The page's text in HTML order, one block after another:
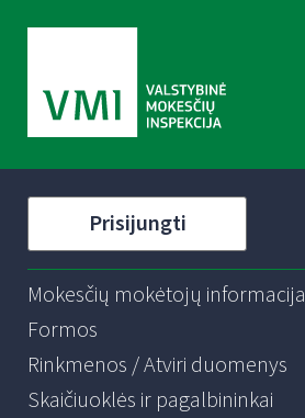
Prisijungti
Mokesčių mokėtojų informacija
Formos
Rinkmenos / Atviri duomenys
Skaičiuoklės ir pagalbininkai